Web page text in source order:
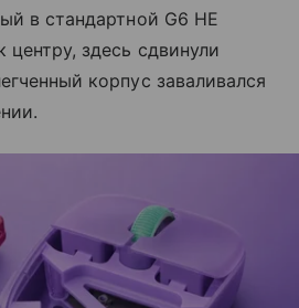
в стандартной G6 HE
здесь сдвинули
корпус заваливался